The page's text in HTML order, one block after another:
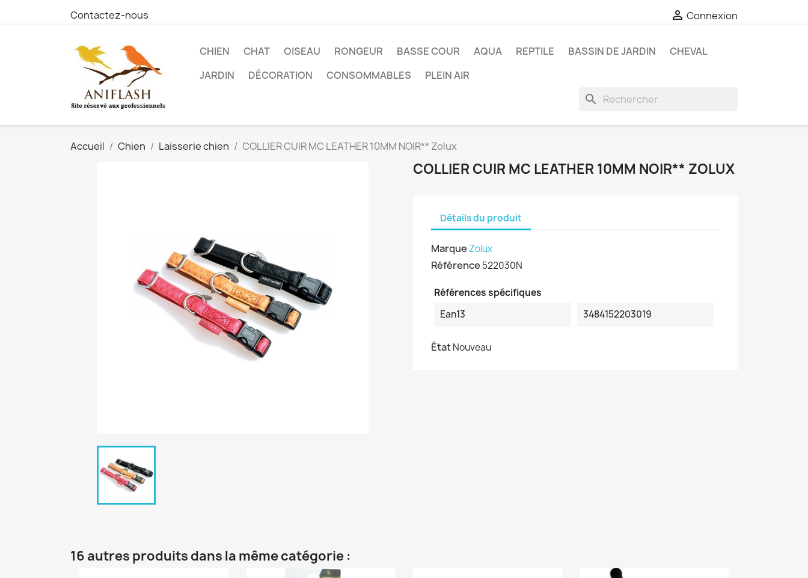
Contactez-nous  Connexion
CHIEN CHAT OISEAU RONGEUR BASSE COUR AQUA REPTILE BASSIN DE JARDIN
CHEVAL
JARDIN
DÉCORATION CONSOMMABLES PLEIN AIR
search
Accueil Chien Laisserie chien COLLIER CUIR MC LEATHER 10MM NOIR** Zolux
COLLIER CUIR MC LEATHER 10MM NOIR** ZOLUX
Détails du produit
Marque Zolux
Référence 522030N
Références spécifiques
Ean13
3484152203019
ÉtatNouveau
16 autres produits dans la même catégorie :